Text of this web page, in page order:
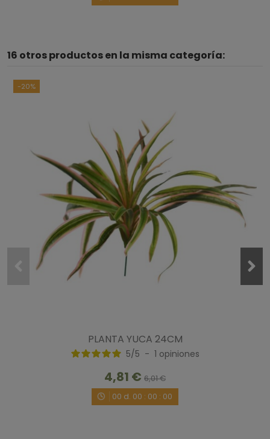
16 otros productos en la misma categoría:
-20%
PLANTA YUCA 24CM
5/5 - 1 opiniones
4,81 € 6,01 €
00 d. 00 : 00 : 00